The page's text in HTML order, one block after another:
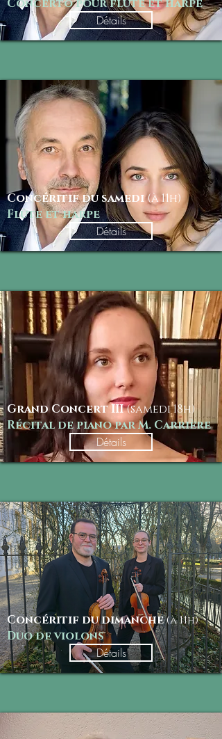
Concerto pour flûte et harpe
Détails
Concéritif du samedi(à 11h)
Flûte et harpe
Détails
Grand Concert III(samedi 18h)
Récital de piano par M. Carrière
Détails
Concéritif du dimanche(à 11h)
Duo de violons
Détails